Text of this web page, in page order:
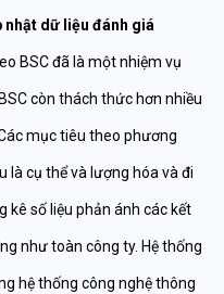
nhật dữ liệu đánh giá
BSC đã là một nhiệm vụ
còn thách thức hơn nhiều
mục tiêu theo phương
là cụ thể và lượng hóa và đi
kê số liệu phản ánh các kết
như toàn công ty. Hệ thống
hệ thống công nghệ thông